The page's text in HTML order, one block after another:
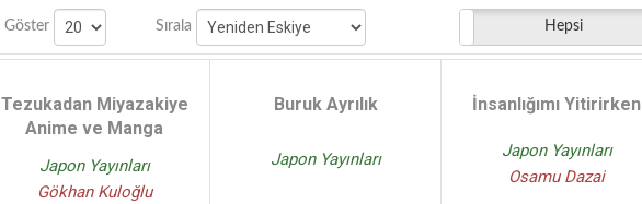
Göster Sırala Stoktakiler Hepsi
Tezukadan Miyazakiye
Anime ve Manga
Japon Yayınları
Gökhan Kuloğlu
Buruk Ayrılık
Japon Yayınları
İnsanlığımı Yitirirken
Japon Yayınları
Osamu Dazai